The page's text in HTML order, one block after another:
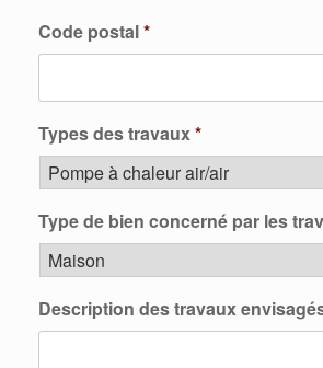
Code postal*
Types des travaux*
Type de bien concerné par les
Description des travaux